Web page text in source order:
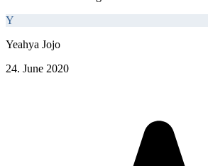
Y
Yeahya Jojo
24. June 2020